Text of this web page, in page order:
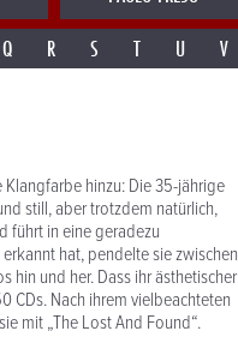
Q R S T U V
hinzu: Die 35-jährige
still, aber trotzdem natürlich,
führt in eine geradezu
hat, pendelte sie zwischen
hin und her. Dass ihr ästhetischer
CDs. Nach ihrem vielbeachteten
mit „The Lost And Found“.